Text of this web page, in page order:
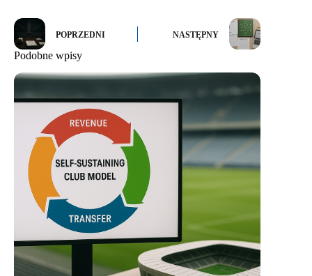
POPRZEDNI NASTĘPNY
Podobne wpisy